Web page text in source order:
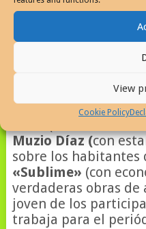
View
Cookie Policy
Ramón Ceperodel
Luis Díaz de
sobre la
Directa»
(con una
figura deJaime
Muzio Díaz (con
sobre los habitantes
«Sublime» (con
verdaderas obras de
joven de los
trabaja para el